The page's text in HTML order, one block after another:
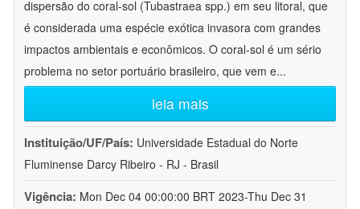
dispersão do coral-sol (Tubastraea spp.) em seu litoral, que
é considerada uma espécie exótica invasora com grandes
impactos ambientais e econômicos. O coral-sol é um sério
problema no setor portuário brasileiro, que vem e...
leia mais
Instituição/UF/País: Universidade Estadual do Norte
Fluminense Darcy Ribeiro - RJ - Brasil
Vigência: Mon Dec 04 00:00:00 BRT 2023-Thu Dec 31